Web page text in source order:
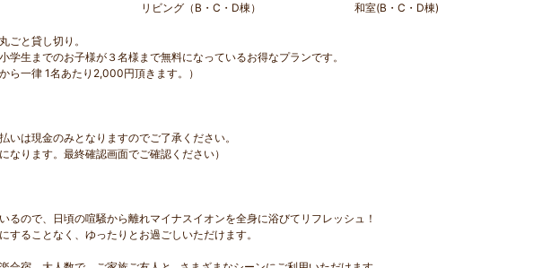
リビング（B・C・D棟） 和室(B・C・D棟)
ごと貸し切り。
学生までのお子様が３名様まで無料になっているお得なプランです。
ら一律 1名あたり2,000円頂きます。）
いは現金のみとなりますのでご了承ください。
なります。最終確認画面でご確認ください）
るので、日頃の喧騒から離れマイナスイオンを全身に浴びてリフレッシュ！
することなく、ゆったりとお過ごしいただけます。